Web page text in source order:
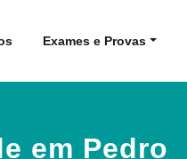
Exames e Provas
em Pedro